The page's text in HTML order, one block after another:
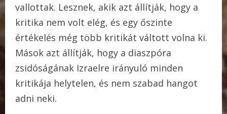
vallottak. Lesznek, akik azt állítják, hogy a
kritika nem volt elég, és egy őszinte
értékelés még több kritikát váltott volna ki.
Mások azt állítják, hogy a diaszpóra
zsidóságának Izraelre irányuló minden
kritikája helytelen, és nem szabad hangot
adni neki.